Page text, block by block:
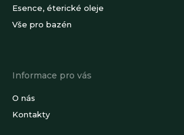
Esence, éterické oleje
Vše pro bazén
Informace pro vás
O nás
Kontakty